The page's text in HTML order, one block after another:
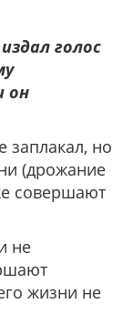
голос
он
заплакал, но
(дрожание
совершают
не
жизни не